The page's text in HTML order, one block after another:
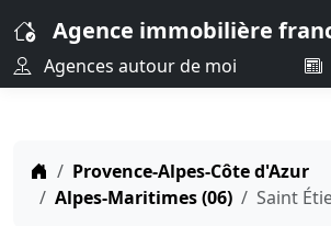
Agence immobilière
Agences autour de moi
Provence-Alpes-Côte d'Azur
Alpes-Maritimes (06)
Saint